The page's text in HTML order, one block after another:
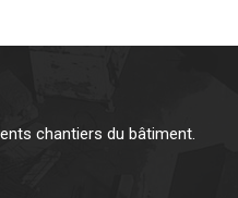
chantiers du bâtiment.